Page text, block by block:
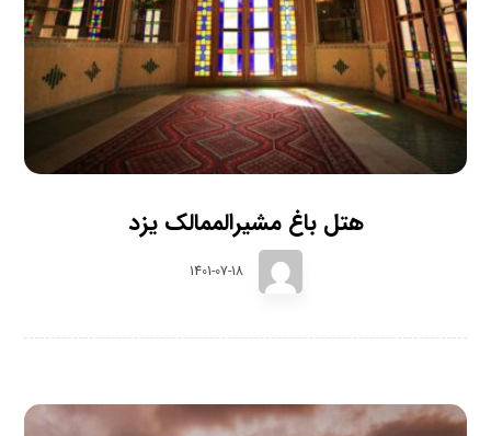
هتل باغ مشیرالممالک یزد
1401-07-18